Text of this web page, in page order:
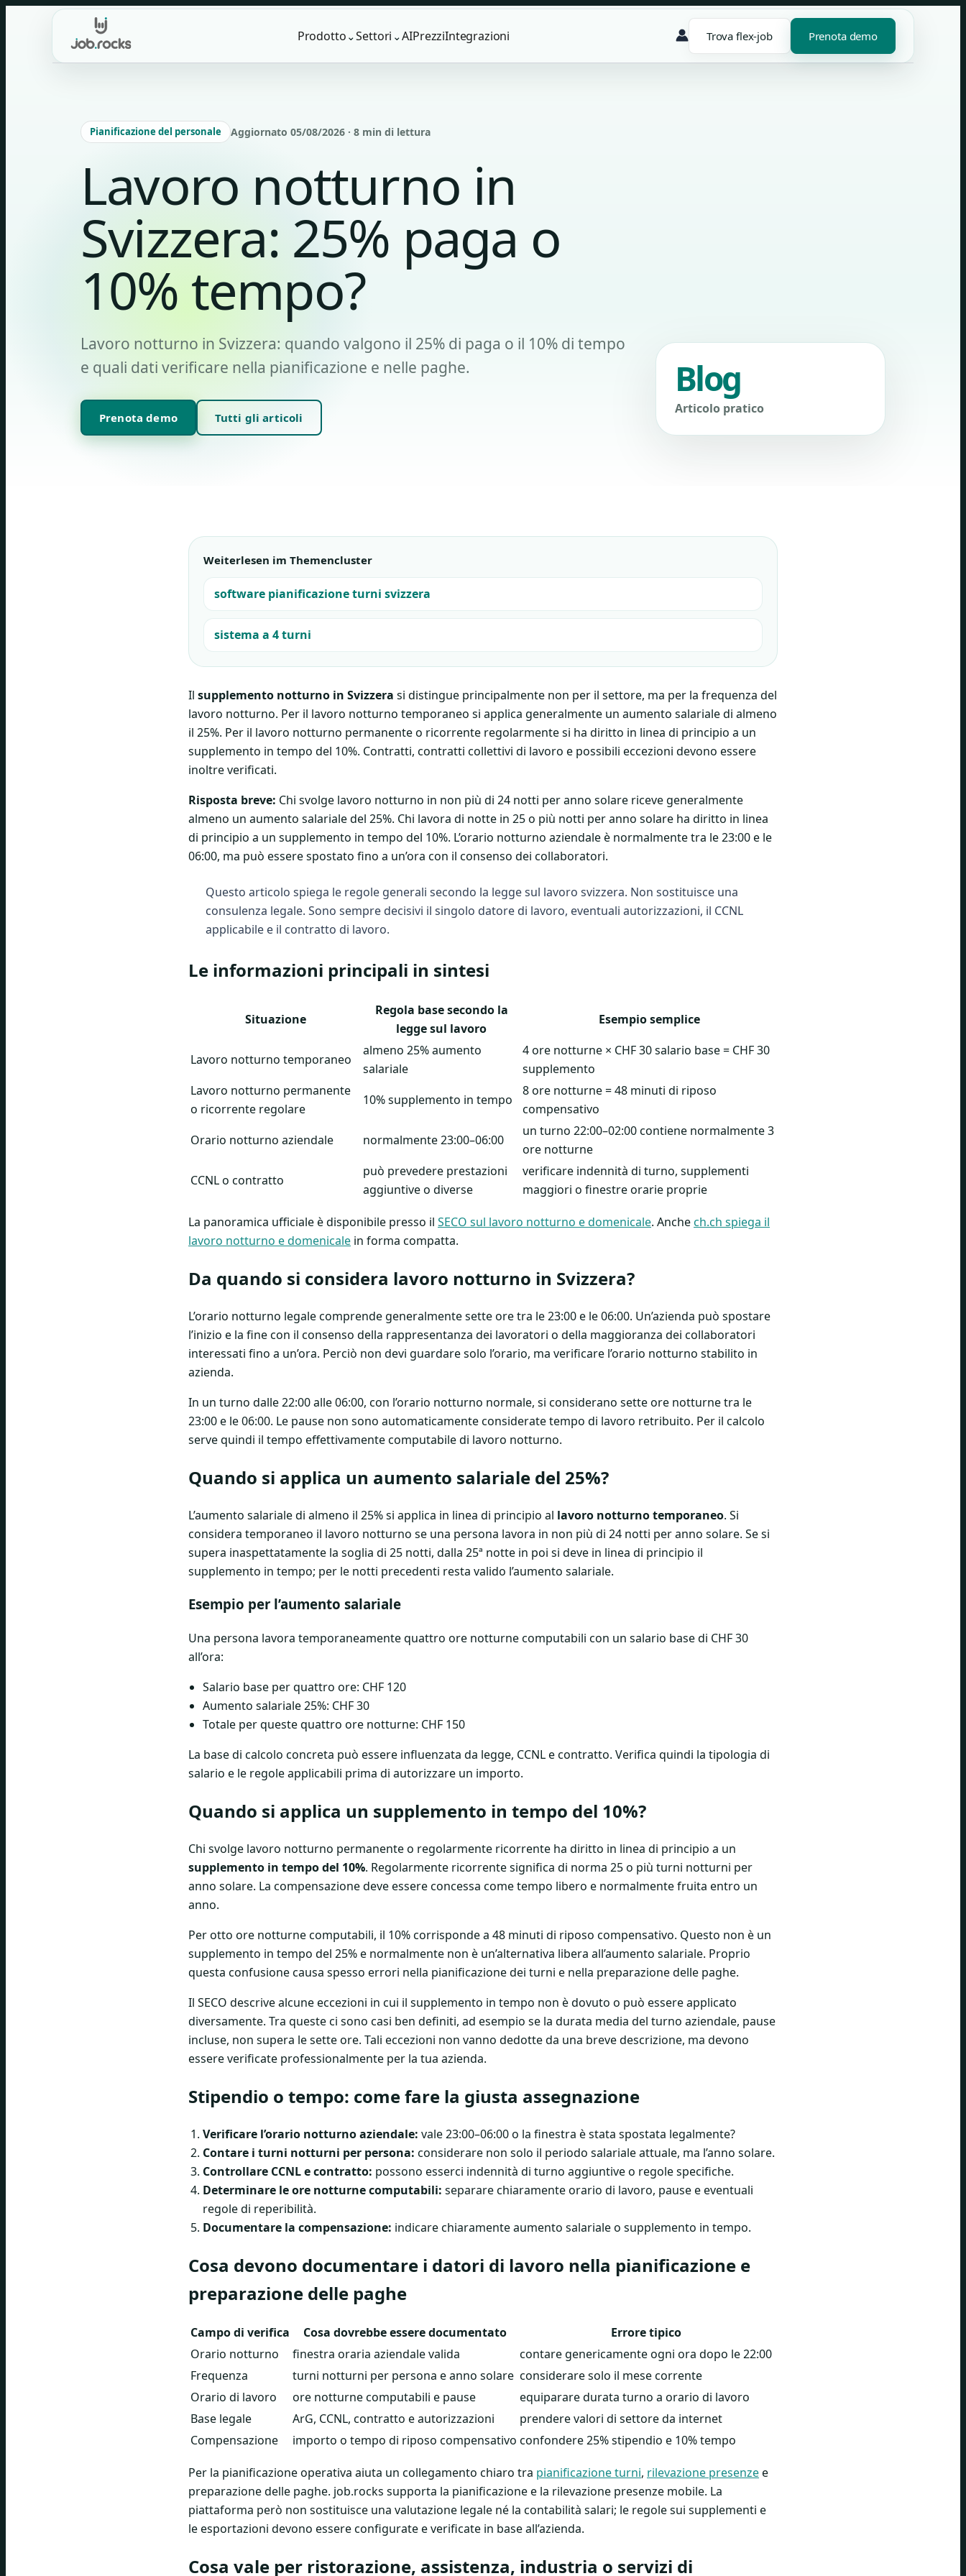
Prodotto ⌄Settori ⌄AIPrezziIntegrazioni Trova flex-job Prenota demo
Pianificazione del personale Aggiornato 05/08/2026 · 8 min di lettura
Lavoro notturno in
Svizzera: 25% paga o
10% tempo?
Lavoro notturno in Svizzera: quando valgono il 25% di paga o il 10% di tempo
e quali dati verificare nella pianificazione e nelle paghe.
Prenota demo Tutti gli articoli
Blog
Articolo pratico
Weiterlesen im Themencluster
software pianificazione turni svizzera
sistema a 4 turni
Il supplemento notturno in Svizzera si distingue principalmente non per il settore, ma per la frequenza del
lavoro notturno. Per il lavoro notturno temporaneo si applica generalmente un aumento salariale di almeno
il 25%. Per il lavoro notturno permanente o ricorrente regolarmente si ha diritto in linea di principio a un
supplemento in tempo del 10%. Contratti, contratti collettivi di lavoro e possibili eccezioni devono essere
inoltre verificati.
Risposta breve: Chi svolge lavoro notturno in non più di 24 notti per anno solare riceve generalmente
almeno un aumento salariale del 25%. Chi lavora di notte in 25 o più notti per anno solare ha diritto in linea
di principio a un supplemento in tempo del 10%. L’orario notturno aziendale è normalmente tra le 23:00 e le
06:00, ma può essere spostato fino a un’ora con il consenso dei collaboratori.
Questo articolo spiega le regole generali secondo la legge sul lavoro svizzera. Non sostituisce una
consulenza legale. Sono sempre decisivi il singolo datore di lavoro, eventuali autorizzazioni, il CCNL
applicabile e il contratto di lavoro.
Le informazioni principali in sintesi
Situazione
Regola base secondo la
legge sul lavoro
Esempio semplice
Lavoro notturno temporaneo
almeno 25% aumento
salariale
4 ore notturne × CHF 30 salario base = CHF 30
supplemento
Lavoro notturno permanente
o ricorrente regolare
10% supplemento in tempo
8 ore notturne = 48 minuti di riposo
compensativo
Orario notturno aziendale
normalmente 23:00–06:00
un turno 22:00–02:00 contiene normalmente 3
ore notturne
CCNL o contratto
può prevedere prestazioni
aggiuntive o diverse
verificare indennità di turno, supplementi
maggiori o finestre orarie proprie
La panoramica ufficiale è disponibile presso il SECO sul lavoro notturno e domenicale. Anchech.ch spiega il
lavoro notturno e domenicale in forma compatta.
Da quando si considera lavoro notturno in Svizzera?
L’orario notturno legale comprende generalmente sette ore tra le 23:00 e le 06:00. Un’azienda può spostare
l’inizio e la fine con il consenso della rappresentanza dei lavoratori o della maggioranza dei collaboratori
interessati fino a un’ora. Perciò non devi guardare solo l’orario, ma verificare l’orario notturno stabilito in
azienda.
In un turno dalle 22:00 alle 06:00, con l’orario notturno normale, si considerano sette ore notturne tra le
23:00 e le 06:00. Le pause non sono automaticamente considerate tempo di lavoro retribuito. Per il calcolo
serve quindi il tempo effettivamente computabile di lavoro notturno.
Quando si applica un aumento salariale del 25%?
L’aumento salariale di almeno il 25% si applica in linea di principio al lavoro notturno temporaneo. Si
considera temporaneo il lavoro notturno se una persona lavora in non più di 24 notti per anno solare. Se si
supera inaspettatamente la soglia di 25 notti, dalla 25ª notte in poi si deve in linea di principio il
supplemento in tempo; per le notti precedenti resta valido l’aumento salariale.
Esempio per l’aumento salariale
Una persona lavora temporaneamente quattro ore notturne computabili con un salario base di CHF 30
all’ora:
Salario base per quattro ore: CHF 120
Aumento salariale 25%: CHF 30
Totale per queste quattro ore notturne: CHF 150
La base di calcolo concreta può essere influenzata da legge, CCNL e contratto. Verifica quindi la tipologia di
salario e le regole applicabili prima di autorizzare un importo.
Quando si applica un supplemento in tempo del 10%?
Chi svolge lavoro notturno permanente o regolarmente ricorrente ha diritto in linea di principio a un
supplemento in tempo del 10%. Regolarmente ricorrente significa di norma 25 o più turni notturni per
anno solare. La compensazione deve essere concessa come tempo libero e normalmente fruita entro un
anno.
Per otto ore notturne computabili, il 10% corrisponde a 48 minuti di riposo compensativo. Questo non è un
supplemento in tempo del 25% e normalmente non è un’alternativa libera all’aumento salariale. Proprio
questa confusione causa spesso errori nella pianificazione dei turni e nella preparazione delle paghe.
Il SECO descrive alcune eccezioni in cui il supplemento in tempo non è dovuto o può essere applicato
diversamente. Tra queste ci sono casi ben definiti, ad esempio se la durata media del turno aziendale, pause
incluse, non supera le sette ore. Tali eccezioni non vanno dedotte da una breve descrizione, ma devono
essere verificate professionalmente per la tua azienda.
Stipendio o tempo: come fare la giusta assegnazione
Verificare l’orario notturno aziendale: vale 23:00–06:00 o la finestra è stata spostata legalmente?
Contare i turni notturni per persona: considerare non solo il periodo salariale attuale, ma l’anno solare.
Controllare CCNL e contratto: possono esserci indennità di turno aggiuntive o regole specifiche.
Determinare le ore notturne computabili: separare chiaramente orario di lavoro, pause e eventuali
regole di reperibilità.
Documentare la compensazione: indicare chiaramente aumento salariale o supplemento in tempo.
Cosa devono documentare i datori di lavoro nella pianificazione e
preparazione delle paghe
Campo di verifica Cosa dovrebbe essere documentato
Errore tipico
Orario notturno
finestra oraria aziendale valida
contare genericamente ogni ora dopo le 22:00
Frequenza
turni notturni per persona e anno solare considerare solo il mese corrente
Orario di lavoro
ore notturne computabili e pause
equiparare durata turno a orario di lavoro
Base legale
ArG, CCNL, contratto e autorizzazioni
prendere valori di settore da internet
Compensazione
importo o tempo di riposo compensativo confondere 25% stipendio e 10% tempo
Per la pianificazione operativa aiuta un collegamento chiaro tra pianificazione turni, rilevazione presenzee
preparazione delle paghe. job.rocks supporta la pianificazione e la rilevazione presenze mobile. La
piattaforma però non sostituisce una valutazione legale né la contabilità salari; le regole sui supplementi e
le esportazioni devono essere configurate e verificate in base all’azienda.
Cosa vale per ristorazione, assistenza, industria o servizi di